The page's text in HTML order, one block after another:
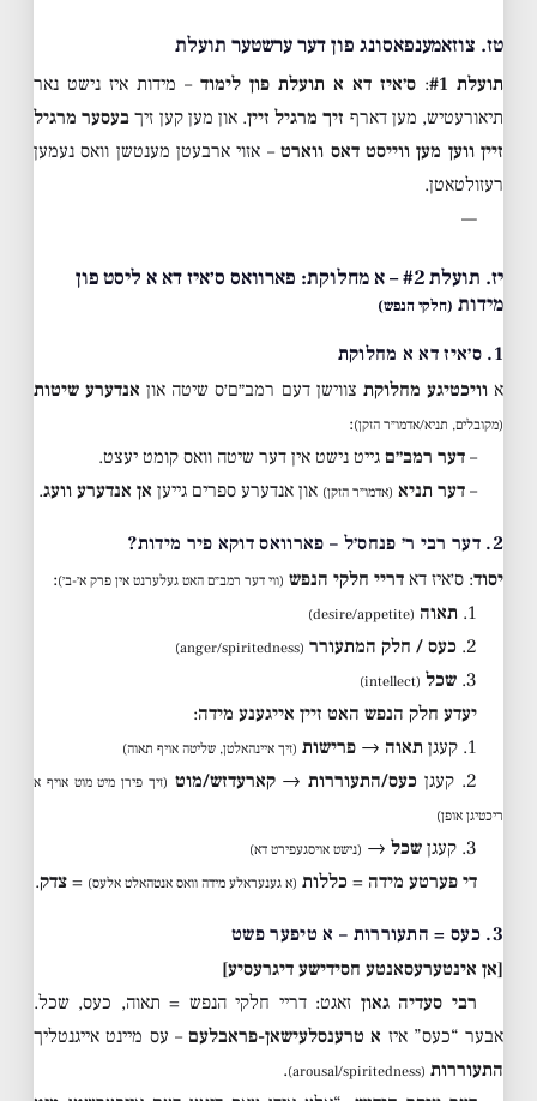
טז. צוזאמענפאסונג פון דער ערשטער תועלת
תועלת #1 : ס׳איז דא א תועלת פון לימוד – מידות איז נישט נאר
תיאורעטיש, מען דארף זיך מרגיל זיין. און מען קען זיך בעסער מרגיל
זיין ווען מען ווייסט דאס ווארט– אזוי ארבעטן מענטשן וואס נעמען
רעזולטאטן.
—
יז. תועלת #2 – א מחלוקת: פארוואס ס׳איז דא א ליסט פון
מידות (חלקי הנפש)
1. ס׳איז דא א מחלוקת
אוויכטיגע מחלוקת צווישן דעם רמב״ם׳ס שיטה און אנדערע שיטות
(מקובלים, תניא/אדמו״ר הזקן):
–דער רמב״ם גייט נישט אין דער שיטה וואס קומט יעצט.
–דער תניא (אדמו״ר הזקן) און אנדערע ספרים גייען אן אנדערע וועג.
2. דער רבי ר׳ פנחס׳ל – פארוואס דוקא פיר מידות?
יסוד: ס׳איז דא דריי חלקי הנפש (ווי דער רמב״ם האט געלערנט אין פרק א׳-ב׳):
1. תאוה (desire/appetite)
2. כעס / חלק המתעורר (anger/spiritedness)
3. שכל (intellect)
יעדע חלק הנפש האט זיין אייגענע מידה:
1. קעגן
תאוה →פרישות (זיך איינהאלטן, שליטה אויף תאוה)
2. קעגן כעס/התעוררות→קארעדזש/מוט (זיך פירן מיט מוט אויף א
ריכטיגן אופן)
3. קעגן שכל → (נישט אויסגעפירט דא)
די פערטע מידה = כללות (א גענעראלע מידה וואס אנטהאלט אלעס) =צדק.
3. כעס = התעוררות – א טיפער פשט
[אן אינטערעסאנטע חסידישע דיגרעסיע]
רבי סעדיה גאון זאגט: דריי חלקי הנפש = תאוה, כעס, שכל.
אבער “כעס” איז א טרענסלעישאן-פראבלעם – עס מיינט אייגנטליך
התעוררות (arousal/spiritedness)
.